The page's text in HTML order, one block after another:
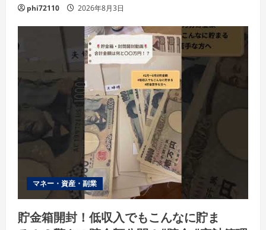
phi72110 2026年8月3日
マネー・資産・副業
貯金箱開封！低収入でもこんなに貯ま